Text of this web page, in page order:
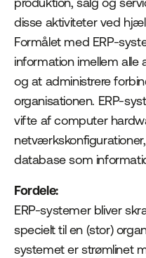
disse aktiviteter ved
Formålet med ERP-
information imellem alle
og at administrere
organisationen. ERP-
vifte af computer
database som
Fordele:
ERP-systemer bliver
specielt til en (stor)
systemet er strømlinet